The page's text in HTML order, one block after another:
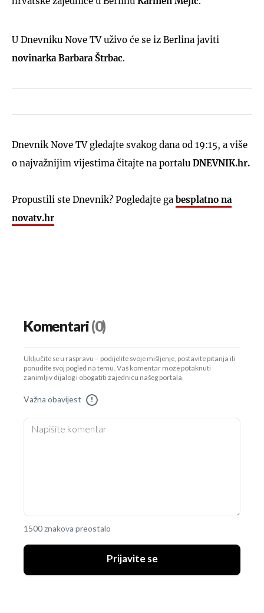
U Dnevniku Nove TV uživo će se iz Berlina javiti
novinarka Barbara Štrbac.
Dnevnik Nove TV gledajte svakog dana od 19:15, a više
o najvažnijim vijestima čitajte na portalu DNEVNIK.hr.
Propustili ste Dnevnik? Pogledajte ga besplatno na
novatv.hr
Komentari(0)
Uključite se u raspravu – podijelite svoje mišljenje, postavite pitanja ili
ponudite svoj pogled na temu. Vaš komentar može potaknuti
zanimljiv dijalog i obogatiti zajednicu našeg portala.
Važna obavijest !
1500 znakova preostalo
Prijavite se